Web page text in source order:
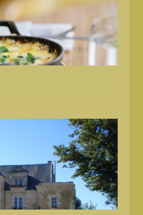
+
+